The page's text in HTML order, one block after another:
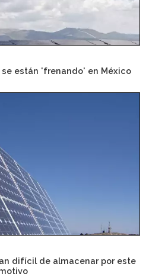
están 'frenando' en México
difícil de almacenar por este